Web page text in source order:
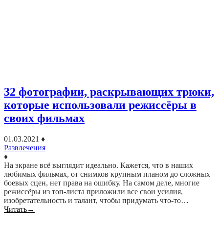
32 фотографии, раскрывающих трюки,
которые использовали режиссёры в
своих фильмах
01.03.2021 ♦
Развлечения
♦
На экране всё выглядит идеально. Кажется, что в наших
любимых фильмах, от снимков крупным планом до сложных
боевых сцен, нет права на ошибку. На самом деле, многие
режиссёры из топ-листа приложили все свои усилия,
изобретательность и талант, чтобы придумать что-то…
Читать→